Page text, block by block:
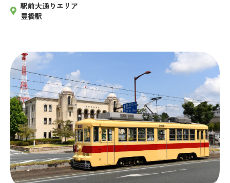
駅前大通りエリア
豊橋駅